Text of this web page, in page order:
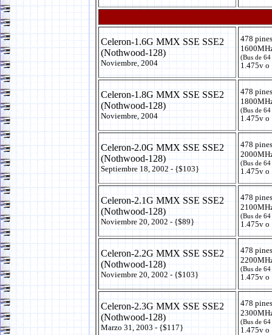
Celeron-1.6G MMX SSE SSE2
(Nothwood-128)
Noviembre, 2004
478 pines
(Bus de
1.475v o
Celeron-1.8G MMX SSE SSE2
(Nothwood-128)
Noviembre, 2004
478 pines
(Bus de
1.475v o
Celeron-2.0G MMX SSE SSE2
(Nothwood-128)
Septiembre 18, 2002 - {$103}
478 pines
(Bus de
1.475v o
Celeron-2.1G MMX SSE SSE2
(Nothwood-128)
Noviembre 20, 2002 - {$89}
478 pines
(Bus de
1.475v o
Celeron-2.2G MMX SSE SSE2
(Nothwood-128)
Noviembre 20, 2002 - {$103}
478 pines
(Bus de
1.475v o
Celeron-2.3G MMX SSE SSE2
(Nothwood-128)
Marzo 31, 2003 - {$117}
478 pines
(Bus de
1.475v o